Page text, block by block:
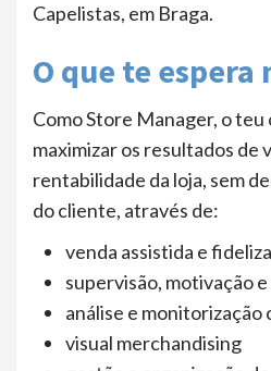
Capelistas, em Braga.
O que te espera
Como Store Manager, o
maximizar os resultados de
rentabilidade da loja, sem
do cliente, através de:
venda assistida e
supervisão, motivação
análise e monitorização
visual merchandising